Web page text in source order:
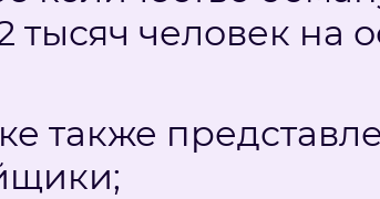
тысяч человек на
также